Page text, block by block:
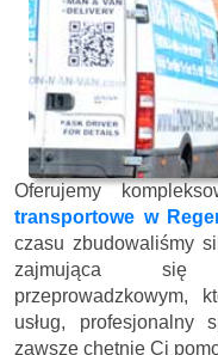
Oferujemy
transportowe w
czasu zbudowaliśmy
zajmująca się
przeprowadzkowym,
usług, profesjonalny
zawsze chętnie Ci